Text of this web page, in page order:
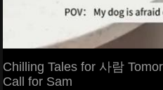
Chilling Tales for 사람
Call for Sam